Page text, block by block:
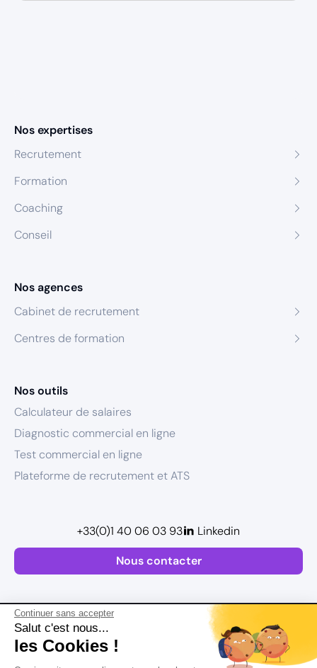
Continuer sans accepter
Salut c'est nous...
les Cookies !
Nos expertises
Recrutement
Formation
Coaching
Conseil
Nos agences
Cabinet de recrutement
Centres de formation
Nos outils
Calculateur de salaires
Diagnostic commercial en ligne
Test commercial en ligne
Plateforme de recrutement et ATS
Nous contacter
+33(0)1 40 06 03 93 Linkedin